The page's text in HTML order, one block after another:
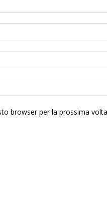
browser per la prossima